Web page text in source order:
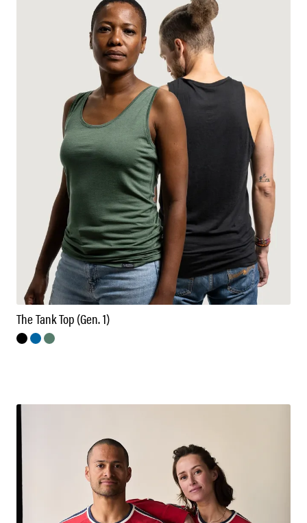
The Tank Top (Gen. 1)